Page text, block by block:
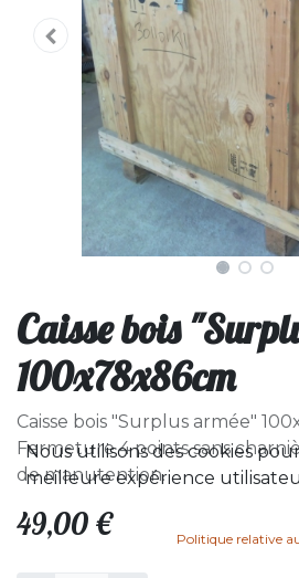
Caisse bois
100x78x86cm
Caisse bois "Surplus armée"
Fermeture 4 points sans
de manutention.
49,00 €
Nous utilisons des cookies
meilleure expérience
Politique relative